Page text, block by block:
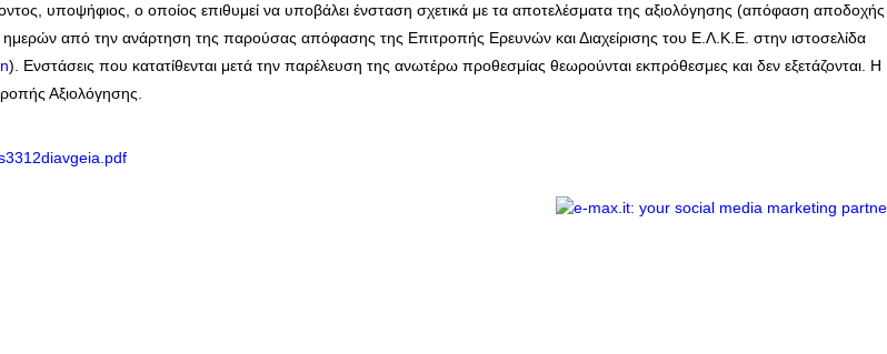
υποψήφιος, ο οποίος επιθυμεί να υποβάλει ένσταση σχετικά με τα αποτελέσματα της αξιολόγησης (απόφαση αποδοχής
από την ανάρτηση της παρούσας απόφασης της Επιτροπής Ερευνών και Διαχείρισης του Ε.Λ.Κ.Ε. στην ιστοσελίδα
). Ενστάσεις που κατατίθενται μετά την παρέλευση της ανωτέρω προθεσμίας θεωρούνται εκπρόθεσμες και δεν εξετάζονται. Η
Αξιολόγησης.